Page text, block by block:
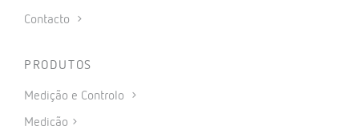
Contacto
PRODUTOS
Medição e Controlo
Medição